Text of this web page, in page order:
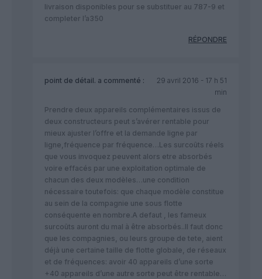
livraison disponibles pour se substituer au 787-9 et
completer l’a350
RÉPONDRE
point de détail. a commenté :
29 avril 2016 - 17 h 51
min
Prendre deux appareils complémentaires issus de
deux constructeurs peut s’avérer rentable pour
mieux ajuster l’offre et la demande ligne par
ligne,fréquence par fréquence…Les surcoûts réels
que vous invoquez peuvent alors etre absorbés
voire effacés par une exploitation optimale de
chacun des deux modèles…une condition
nécessaire toutefois: que chaque modèle constitue
au sein de la compagnie une sous flotte
conséquente en nombre.A defaut , les fameux
surcoûts auront du mal à être absorbés..Il faut donc
que les compagnies, ou leurs groupe de tete, aient
déjà une certaine taille de flotte globale, de réseaux
et de fréquences: avoir 40 appareils d’une sorte
+40 appareils d’une autre sorte peut être rentable…